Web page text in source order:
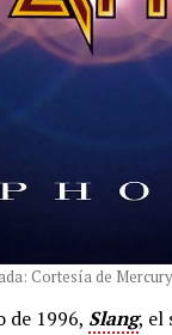
Cortesía de
de 1996, Slang, el